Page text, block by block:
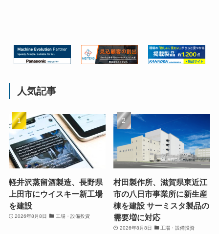
人気記事
軽井沢蒸留酒製造、長野県
上田市にウイスキー新工場
を建設
2026年8月8日 工場・設備投資
村田製作所、滋賀県東近江
市の八日市事業所に新生産
棟を建設 サーミスタ製品の
需要増に対応
2026年8月8日 工場・設備投資